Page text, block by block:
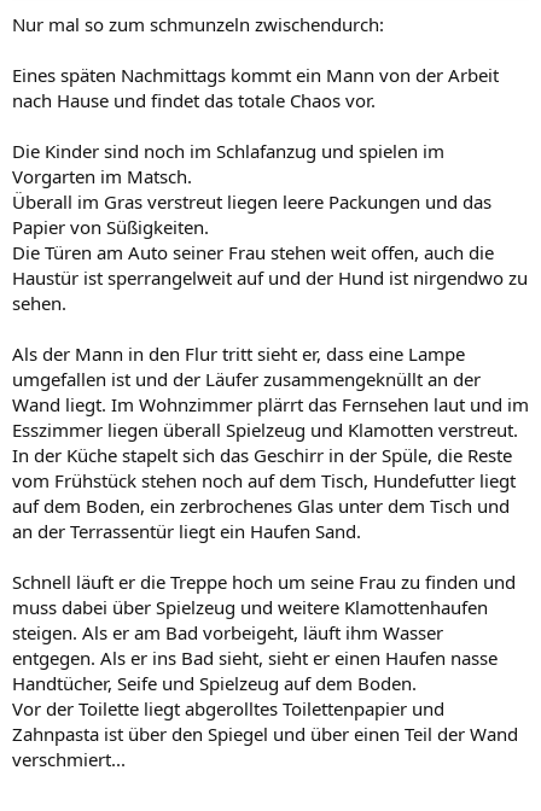
Nur mal so zum schmunzeln zwischendurch:
Eines späten Nachmittags kommt ein Mann von der Arbeit
nach Hause und findet das totale Chaos vor.
Die Kinder sind noch im Schlafanzug und spielen im
Vorgarten im Matsch.
Überall im Gras verstreut liegen leere Packungen und das
Papier von Süßigkeiten.
Die Türen am Auto seiner Frau stehen weit offen, auch die
Haustür ist sperrangelweit auf und der Hund ist nirgendwo zu
sehen.
Als der Mann in den Flur tritt sieht er, dass eine Lampe
umgefallen ist und der Läufer zusammengeknüllt an der
Wand liegt. Im Wohnzimmer plärrt das Fernsehen laut und im
Esszimmer liegen überall Spielzeug und Klamotten verstreut.
In der Küche stapelt sich das Geschirr in der Spüle, die Reste
vom Frühstück stehen noch auf dem Tisch, Hundefutter liegt
auf dem Boden, ein zerbrochenes Glas unter dem Tisch und
an der Terrassentür liegt ein Haufen Sand.
Schnell läuft er die Treppe hoch um seine Frau zu finden und
muss dabei über Spielzeug und weitere Klamottenhaufen
steigen. Als er am Bad vorbeigeht, läuft ihm Wasser
entgegen. Als er ins Bad sieht, sieht er einen Haufen nasse
Handtücher, Seife und Spielzeug auf dem Boden.
Vor der Toilette liegt abgerolltes Toilettenpapier und
Zahnpasta ist über den Spiegel und über einen Teil der Wand
verschmiert...